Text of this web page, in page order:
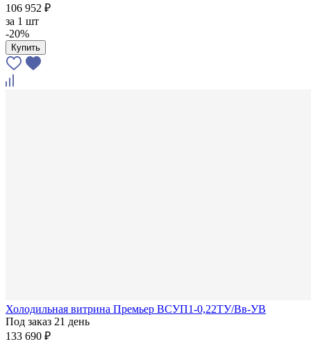
106 952 ₽
за 1 шт
-20%
Купить
Холодильная витрина Премьер ВСУП1-0,22ТУ/Вв-УВ
Под заказ 21 день
133 690 ₽